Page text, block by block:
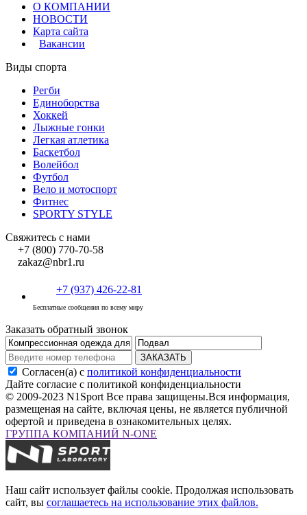
О КОМПАНИИ
НОВОСТИ
Карта сайта
Вакансии
Виды спорта
Регби
Единоборства
Хоккей
Лыжные гонки
Легкая атлетика
Баскетбол
Волейбол
Футбол
Вело и мотоспорт
Фитнес
SPORTY STYLE
Свяжитесь с нами
+7 (800) 770-70-58
zakaz@nbr1.ru
+7 (937) 426-22-81
Бесплатные сообщения по всему миру
Заказать обратный звонок
ЗАКАЗАТЬ
Согласен(а) с политикой конфиденциальности
Дайте согласие с политикой конфиденциальности
© 2009-2023 N1Sport Все права защищены.Вся информация,
размещеная на сайте, включая цены, не является публичной
офертой и приведена в ознакомительных целях.
ГРУППА КОМПАНИЙ N-ONE
Наш сайт использует файлы cookie. Продолжая использовать
сайт, вы соглашаетесь на использование этих файлов.